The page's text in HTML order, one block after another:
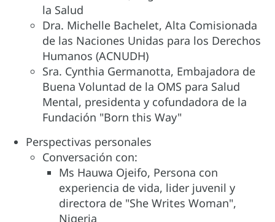
la Salud
Dra. Michelle Bachelet, Alta Comisionada
de las Naciones Unidas para los Derechos
Humanos (ACNUDH)
Sra. Cynthia Germanotta, Embajadora de
Buena Voluntad de la OMS para Salud
Mental, presidenta y cofundadora de la
Fundación "Born this Way"
Perspectivas personales
Conversación con:
Ms Hauwa Ojeifo, Persona con
experiencia de vida, lider juvenil y
directora de "She Writes Woman",
Nigeria